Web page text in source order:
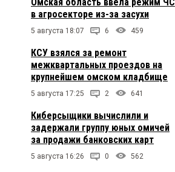
в агросекторе из-за засухи
5 августа 18:07 6 459
КСУ взялся за ремонт
межквартальных проездов на
крупнейшем омском кладбище
5 августа 17:25 2 641
Киберсыщики вычислили и
задержали группу юных омичей
за продажи банковских карт
5 августа 16:26 0 562